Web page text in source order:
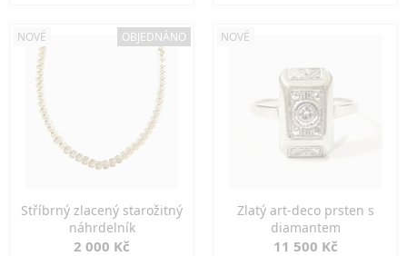
NOVÉ OBJEDNÁNO
Stříbrný zlacený starožitný
náhrdelník
2 000 Kč
NOVÉ
Zlatý art-deco prsten s
diamantem
11 500 Kč